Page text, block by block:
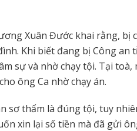
Xuân Đước khai rằng, bị
Khi biết đang bị Công an
sự và nhờ chạy tội. Tại
ông Ca nhờ chạy án.
sơ thẩm là đúng tội, tuy
xin lại số tiền mà đã gửi